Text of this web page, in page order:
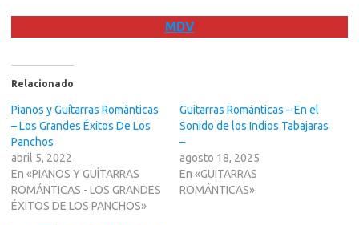
MDV
Relacionado
Pianos y Guítarras Románticas
– Los Grandes Éxitos De Los
Panchos
abril 5, 2022
En «PIANOS Y GUÍTARRAS
ROMÁNTICAS - LOS GRANDES
ÉXITOS DE LOS PANCHOS»
Guitarras Románticas – En el
Sonido de los Indios Tabajaras
–
agosto 18, 2025
En «GUITARRAS
ROMÁNTICAS»